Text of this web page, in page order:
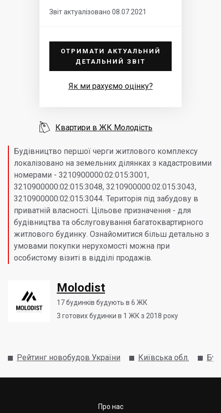
Будівництво першої черги житлового комплексу
локалізовано на земельних ділянках з кадастровими
номерами - 3210900000:02:015:3001,
3210900000:02:015:3048, 3210900000:02:015:3043,
3210900000:02:015:3044. Територія під забудову в
приватній власності. Цільове призначення - для
будівництва та обслуговування багатоквартирного
житлового будинку. Ознайомитися більш детально з
умовами покупки нерухомості можна при
особистому візиті в відділі продажів.
Molodist
17будинків будують в 6 ЖК
3 готових будинки в 1 ЖК з 2018 року
Звіт актуалізовано 08.07.2021
ОТРИМАТИ АКТУАЛЬНИЙ
ДЕТАЛЬНИЙ ЗВІТ
Як ми рахуємо оцінку?
 Квартири в ЖК Молодість
Рейтинг новобудов України Київська обл.
Про нас